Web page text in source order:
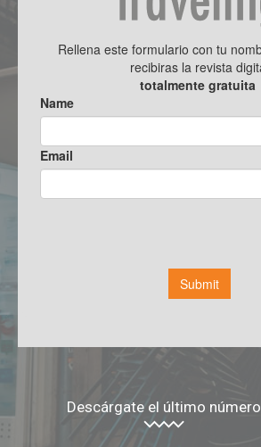
Descárgate el último número